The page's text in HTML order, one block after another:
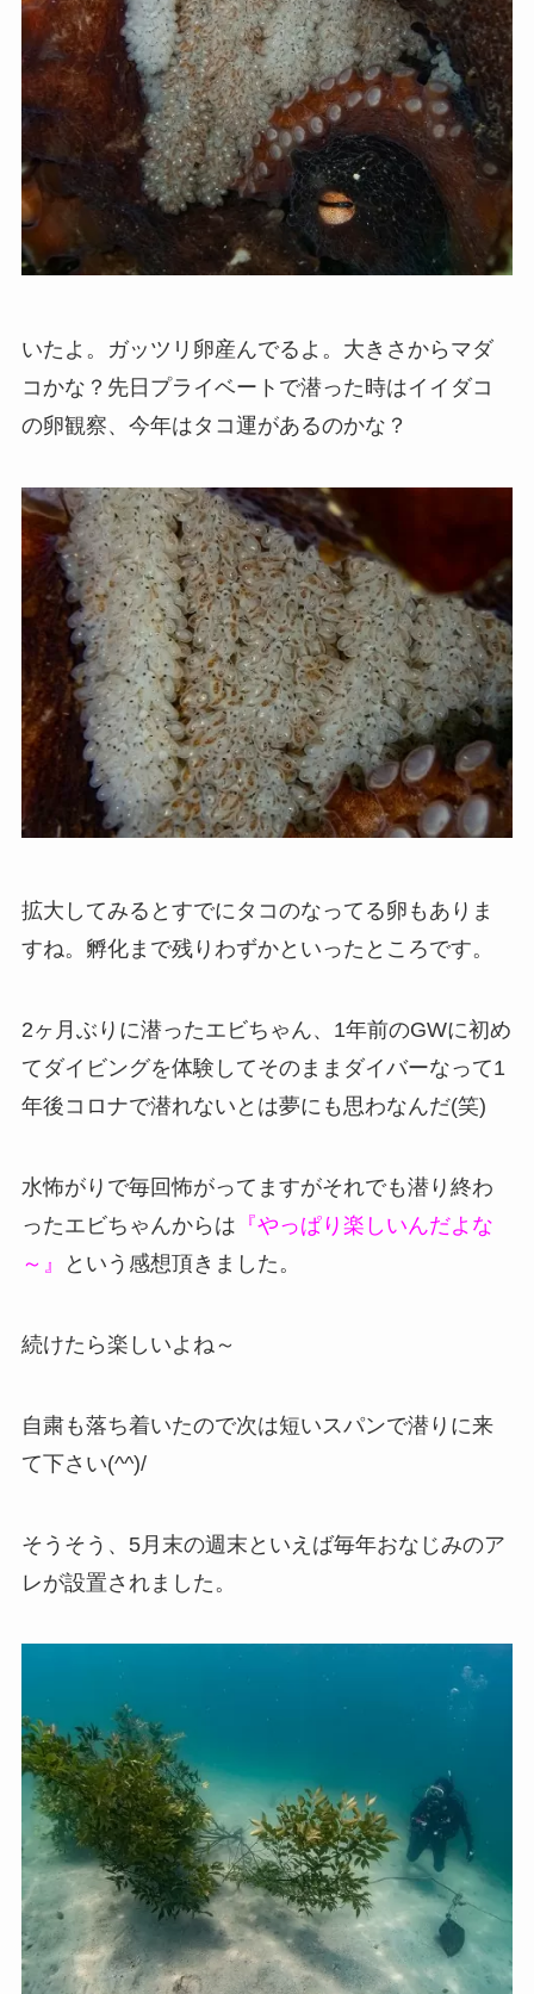
いたよ。ガッツリ卵産んでるよ。大きさからマダ
コかな？先日プライベートで潜った時はイイダコ
の卵観察、今年はタコ運があるのかな？
拡大してみるとすでにタコのなってる卵もありま
すね。孵化まで残りわずかといったところです。
2ヶ月ぶりに潜ったエビちゃん、1年前のGWに初め
てダイビングを体験してそのままダイバーなって1
年後コロナで潜れないとは夢にも思わなんだ(笑)
水怖がりで毎回怖がってますがそれでも潜り終わ
ったエビちゃんからは 『やっぱり楽しいんだよな
～』
という感想頂きました。
続けたら楽しいよね～
自粛も落ち着いたので次は短いスパンで潜りに来
て下さい(^^)/
そうそう、5月末の週末といえば毎年おなじみのア
レが設置されました。